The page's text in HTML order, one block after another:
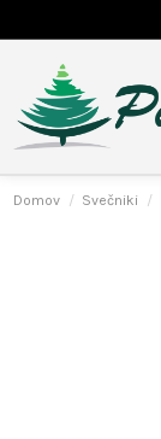
Domov Svečniki